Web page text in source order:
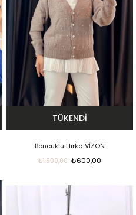
TÜKENDI
Boncuklu Hırka VİZON
₺600,00
₺1.500,00